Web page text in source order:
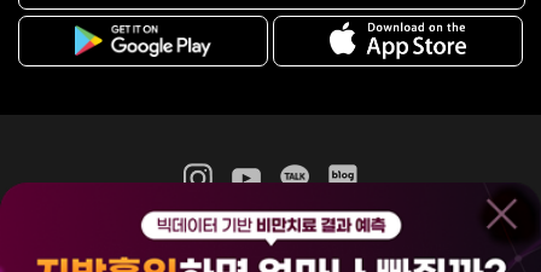
365mc 병·의원 이용약관
홈페이지 이용약관
비급여진료수가